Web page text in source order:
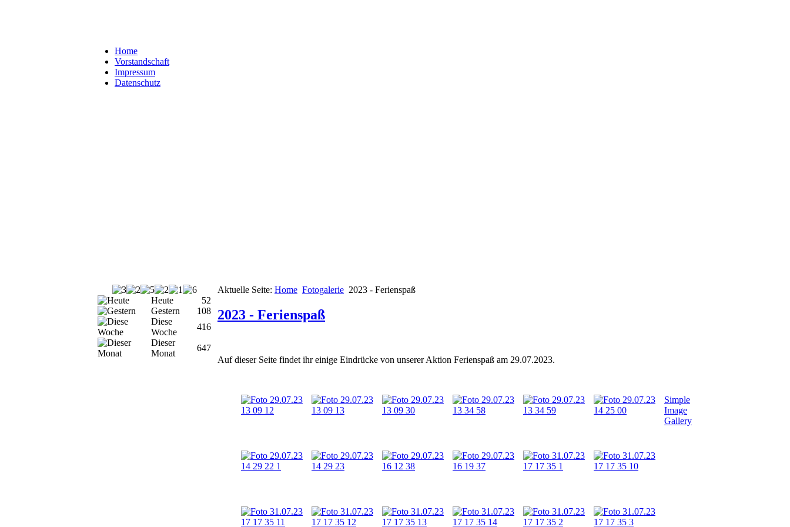
Home
Vorstandschaft
Impressum
Datenschutz
Heute
52
Gestern
108
Diese
Woche
416
Dieser
Monat
647
Aktuelle Seite: Home Fotogalerie 2023 - Ferienspaß
2023 - Ferienspaß
Auf dieser Seite findet ihr einige Eindrücke von unserer Aktion Ferienspaß am 29.07.2023.
Simple
Image
Gallery